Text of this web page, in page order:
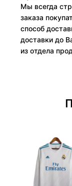
Мы всегда
заказа
способ
доставки до
из отдела